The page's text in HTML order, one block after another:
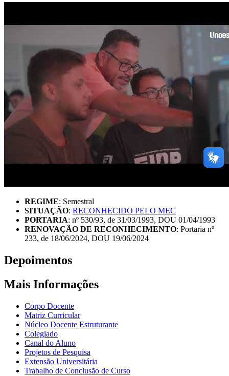
REGIME: Semestral
SITUAÇÃO: RECONHECIDO PELO MEC
PORTARIA: nº 530/93, de 31/03/1993, DOU 01/04/1993
RENOVAÇÃO DE RECONHECIMENTO: Portaria nº
233, de 18/06/2024, DOU 19/06/2024
Depoimentos
Mais Informações
Corpo Docente
Matriz Curricular
Núcleo Docente Estruturante
Colegiado
Canal do Aluno
Projetos de Pesquisa
Extensão Universitária
Trabalho de Conclusão de Curso